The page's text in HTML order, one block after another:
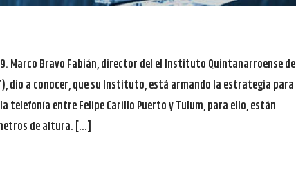
Marco Bravo Fabián, director del el Instituto Quintanarroense de
dio a conocer, que su Instituto, está armando la estrategia para
telefonía entre Felipe Carillo Puerto y Tulum, para ello, están
de altura. […]